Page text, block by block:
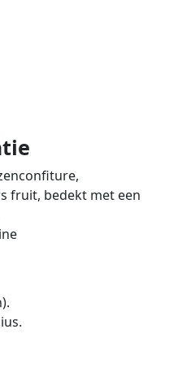
fruit, bedekt met een